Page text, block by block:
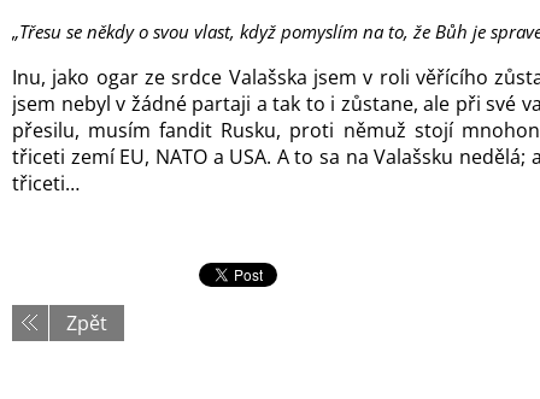
„Třesu se někdy o svou vlast, když pomyslím na to, že Bůh je
Inu, jako ogar ze srdce Valašska jsem v roli věřícího
jsem nebyl v žádné partaji a tak to i zůstane, ale při své
přesilu, musím fandit Rusku, proti němuž stojí
třiceti zemí EU, NATO a USA. A to sa na Valašsku
třiceti…
Zpět